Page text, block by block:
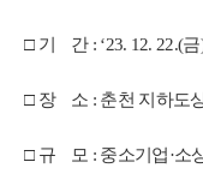
□ 기 간 : ‘23. 12. 22.(금
□ 장 소 : 춘천 지하도
□ 규 모 : 중소기업·소